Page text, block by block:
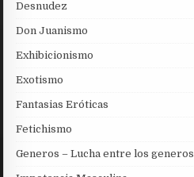
Desnudez
Don Juanismo
Exhibicionismo
Exotismo
Fantasias Eróticas
Fetichismo
Generos – Lucha entre los generos